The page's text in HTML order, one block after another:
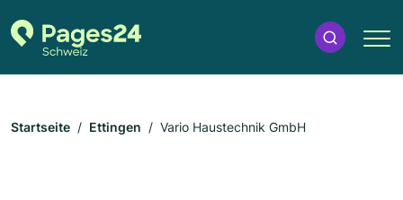
Startseite Ettingen Vario Haustechnik GmbH